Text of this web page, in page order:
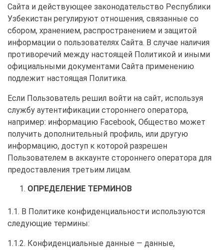
Сайта и действующее законодательство Республики
Узбекистан регулируют отношения, связанные со
сбором, хранением, распространением и защитой
информации о пользователях Сайта. В случае наличия
противоречий между настоящей Политикой и иными
официальными документами Сайта применению
подлежит настоящая Политика.
Если Пользователь решил войти на сайт, используя
службу аутентификации стороннего оператора,
например: информацию Facebook, Общество может
получить дополнительный профиль, или другую
информацию, доступ к которой разрешен
Пользователем в аккаунте стороннего оператора для
предоставления третьим лицам.
ОПРЕДЕЛЕНИЕ ТЕРМИНОВ
1.1. В Политике конфиденциальности используются
следующие термины:
1.1.2. Конфиденциальные данные — данные,